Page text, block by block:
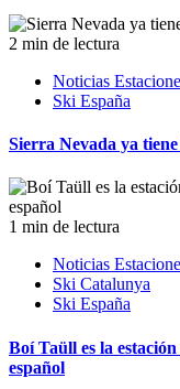
2 min de lectura
Noticias
Ski España
Sierra Nevada ya
1 min de lectura
Noticias
Ski Catalunya
Ski España
Boí Taüll es la
español